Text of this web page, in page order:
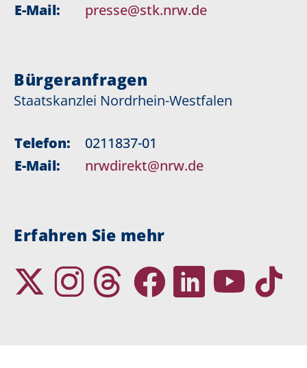
E-Mail:
presse@stk.nrw.de
Bürgeranfragen
Staatskanzlei Nordrhein-Westfalen
Telefon:
0211837-01
E-Mail:
nrwdirekt@nrw.de
Erfahren Sie mehr